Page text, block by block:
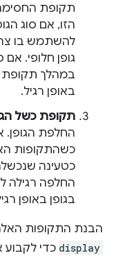
תקופת
הזו, אם סוג
להשתמש בו
גופן חלופי.
במהלך
באופן רגיל.
תקופת כשל
החלפת הגופן.
כשהתקופות
כטעינה
החלפה רגילה
בגופן באופן
הבנת התקופות
display כדי לקבוע